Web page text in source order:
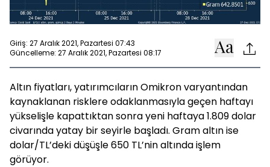
Giriş: 27 Aralık 2021, Pazartesi 07:43
Güncelleme: 27 Aralık 2021, Pazartesi 08:17
Altın fiyatları, yatırımcıların Omikron varyantından
kaynaklanan risklere odaklanmasıyla geçen haftayı
yükselişle kapattıktan sonra yeni haftaya 1.809 dolar
civarında yatay bir seyirle başladı. Gram altın ise
dolar/TL’deki düşüşle 650 TL’nin altında işlem
görüyor.